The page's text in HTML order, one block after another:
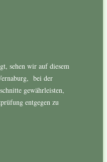
sehen wir auf diesem
bei der
gewährleisten,
entgegen zu